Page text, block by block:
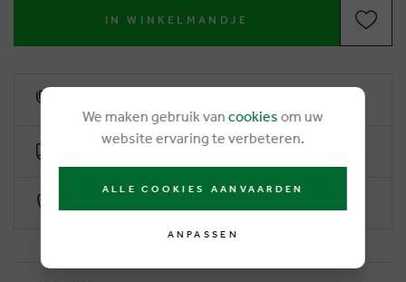
IN WINKELMANDJE
Kostenlose Lieferung ab €50
We maken gebruik van cookies om uw
website ervaring te verbeteren.
ALLE COOKIES AANVAARDEN
ANPASSEN